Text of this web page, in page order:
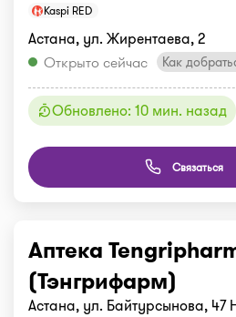
Kaspi RED
Астана, ул. Жирентаева, 2
Открыто сейчас
Как
Обновлено: 10 мин. назад
Связаться
Аптека
(Тэнгрифарм)
Астана, ул. Байтурсынова, 47